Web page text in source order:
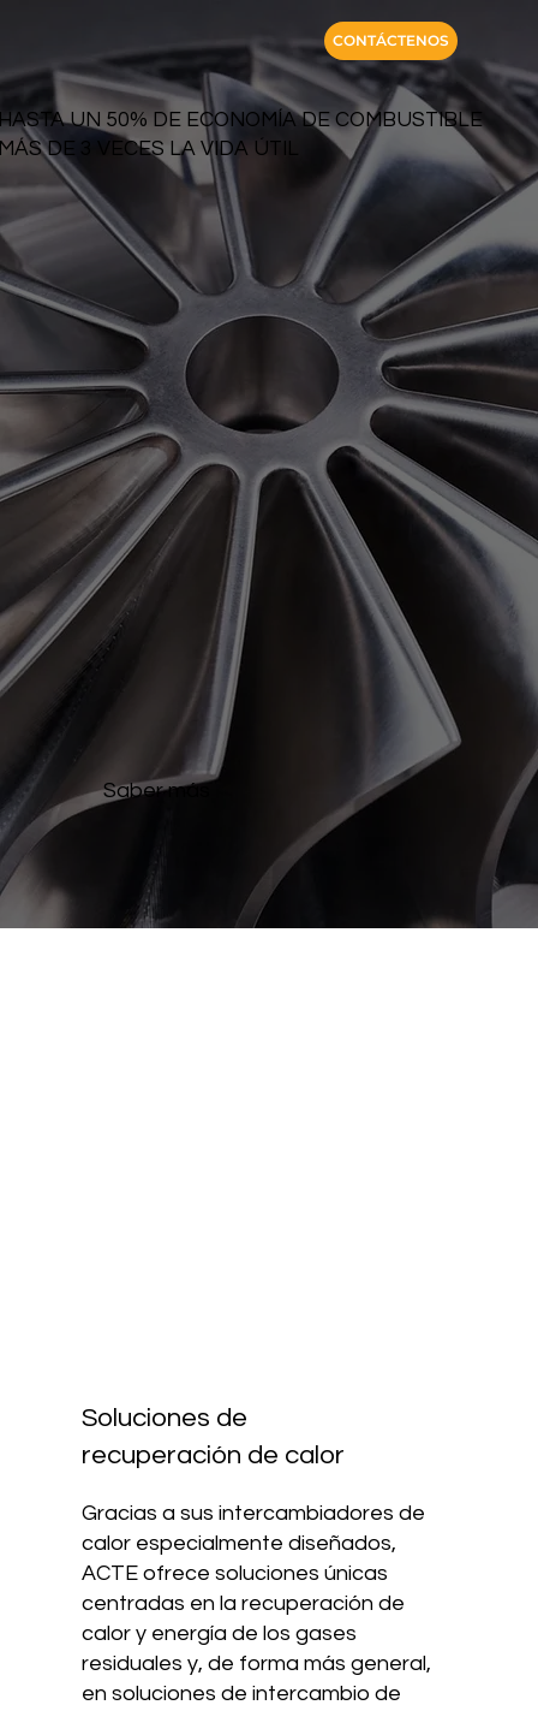
CONTÁCTENOS
Soluciones de
recuperación de calor
Gracias a sus intercambiadores de
calor especialmente diseñados,
ACTE ofrece soluciones únicas
centradas en la recuperación de
calor y energía de los gases
residuales y, de forma más general,
en soluciones de intercambio de
UN 50% DE ECONOMÍA DE COMBUSTIBLE
DE 3 VECES LA VIDA ÚTIL
Saber más